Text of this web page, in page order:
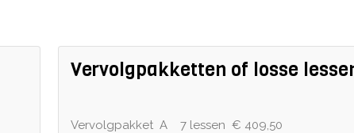
Vervolgpakketten of losse
Vervolgpakket A 7 lessen € 409,50